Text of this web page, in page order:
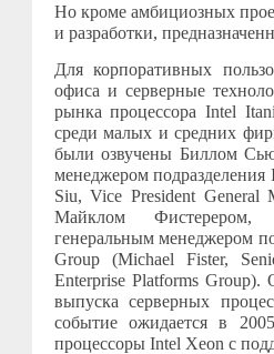
Но кроме амбициозных
и разработки,
Для корпоративных
офиса и серверные
рынка процессораIntel
среди малых и средних
были озвучены Биллом
менеджером
Siu, Vice President General
Майклом Фистерером,
генеральным менеджером
Group (Michael Fister,
Enterprise Platforms Group).
выпуска серверных
событие ожидается в
процессоры Intel Xeon с